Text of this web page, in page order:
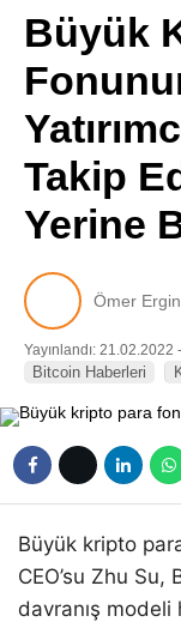
Büyük
Takip
Yerine
Ömer Ergin
Yayınlandı: 21.02.2022
Bitcoin Haberleri
Büyük kripto
CEO’su Zhu Su,
davranış modeli